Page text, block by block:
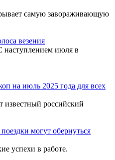
самую завораживающую
везения
наступлением июля в
на июль 2025 года для всех
известный российский
могут обернуться
успехи в работе.